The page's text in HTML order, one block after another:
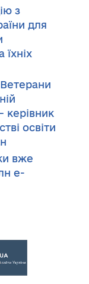
з
для
їхніх
освіти
вже
е-